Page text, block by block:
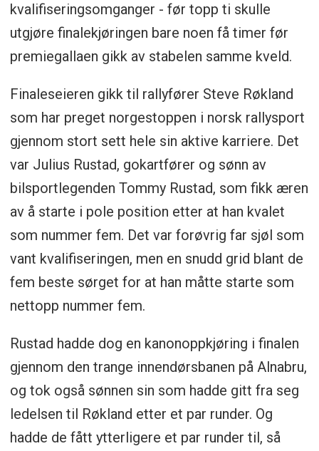
kvalifiseringsomganger - før topp ti skulle
utgjøre finalekjøringen bare noen få timer før
premiegallaen gikk av stabelen samme kveld.
Finaleseieren gikk til rallyfører Steve Røkland
som har preget norgestoppen i norsk rallysport
gjennom stort sett hele sin aktive karriere. Det
var Julius Rustad, gokartfører og sønn av
bilsportlegenden Tommy Rustad, som fikk æren
av å starte i pole position etter at han kvalet
som nummer fem. Det var forøvrig far sjøl som
vant kvalifiseringen, men en snudd grid blant de
fem beste sørget for at han måtte starte som
nettopp nummer fem.
Rustad hadde dog en kanonoppkjøring i finalen
gjennom den trange innendørsbanen på Alnabru,
og tok også sønnen sin som hadde gitt fra seg
ledelsen til Røkland etter et par runder. Og
hadde de fått ytterligere et par runder til, så